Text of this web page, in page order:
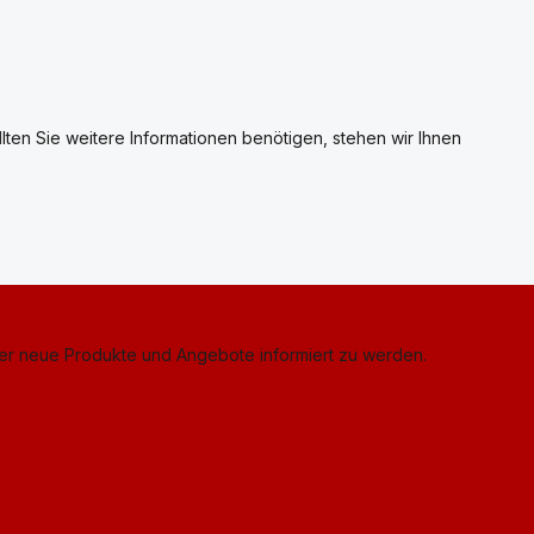
Sie weitere Informationen benötigen, stehen wir Ihnen
neue Produkte und Angebote informiert zu werden.